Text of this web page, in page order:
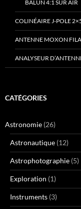
BALUN 4:1 SUR AIR
COLINÉAIRE J-POLE
ANTENNE MOXON
ANALYSEUR
CATÉGORIES
Astronomie (26)
Astronautique (12)
Astrophotographie (5)
Exploration (1)
Instruments (3)